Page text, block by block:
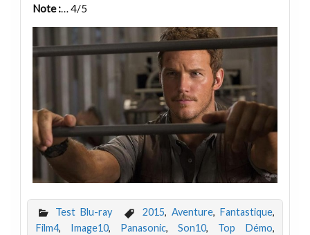
Note :… 4/5
Test Blu-ray 2015, Aventure, Fantastique,
Film4, Image10, Panasonic,Son10, Top Démo,